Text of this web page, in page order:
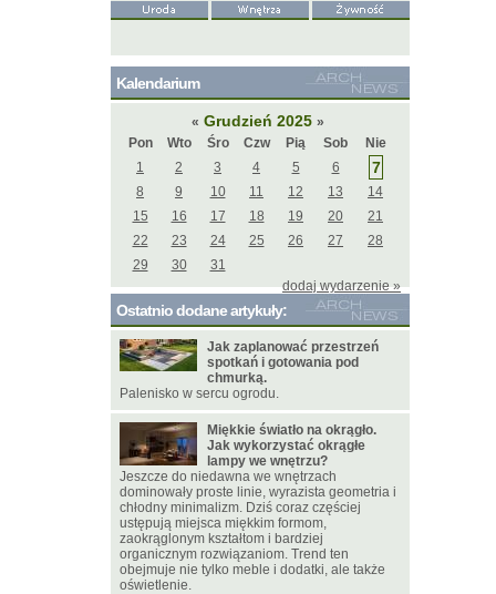
Kalendarium
« Grudzień 2025 »
Pon
Wto Śro Czw Pią Sob
Nie
1
2 3 4 5 6 7
8 9 10 11 12 13
14
15
16 17 18 19 20
21
22
23 24 25 26 27
28
29
30
31
dodaj wydarzenie »
Ostatnio dodane artykuły:
Jak zaplanować przestrzeń
spotkań i gotowania pod
chmurką.
Palenisko w sercu ogrodu.
Miękkie światło na okrągło.
Jak wykorzystać okrągłe
lampy we wnętrzu?
Jeszcze do niedawna we wnętrzach
dominowały proste linie, wyrazista geometria i
chłodny minimalizm. Dziś coraz częściej
ustępują miejsca miękkim formom,
zaokrąglonym kształtom i bardziej
organicznym rozwiązaniom. Trend ten
obejmuje nie tylko meble i dodatki, ale także
oświetlenie.